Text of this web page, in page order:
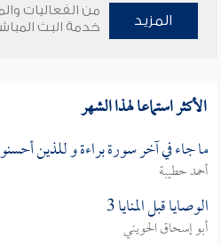
المزيد
من الفعاليات
خدمة البث
الأكثر استماعا لهذا الشهر
ما جاء في آخر سورة براءة و للذين
أحمد حطيبة
الوصايا قبل المنايا 3
أبو إسحاق الحويني